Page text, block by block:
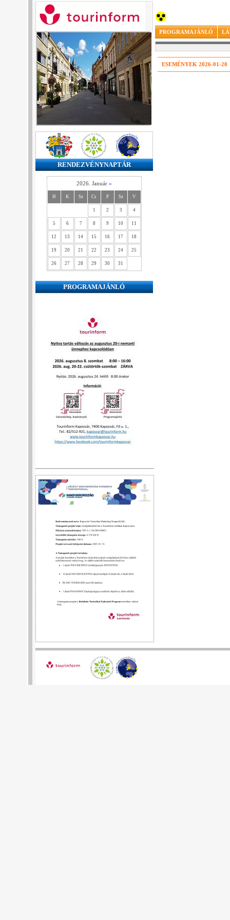
RENDEZVÉNYNAPTÁR
2026. Január »
H K Sz Cs P Sz V
1 2 3 4
5 6 7 8 9 10 11
12 13 14 15 16 17 18
19 20 21 22 23 24 25
26 27 28 29 30 31
PROGRAMAJÁNLÓ
PROGRAMAJÁNLÓ
ESEMÉNYEK 2026-01-20